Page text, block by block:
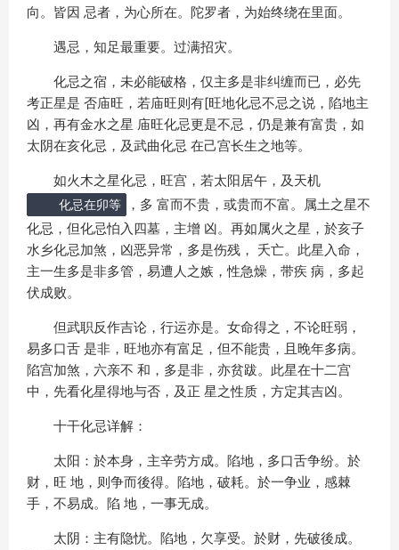
向。皆因 忌者，为心所在。陀罗者，为始终绕在里面。
遇忌，知足最重要。过满招灾。
化忌之宿，未必能破格，仅主多是非纠缠而已，必先
考正星是 否庙旺，若庙旺则有[旺地化忌不忌之说，陷地主
凶，再有金水之星 庙旺化忌更是不忌，仍是兼有富贵，如
太阴在亥化忌，及武曲化忌 在己宫长生之地等。
如火木之星化忌，旺宫，若太阳居午，及天机
化忌在卯等
，多 富而不贵，或贵而不富。属土之星不
化忌，但化忌怕入四墓，主增 凶。再如属火之星，於亥子
水乡化忌加煞，凶恶异常，多是伤残， 夭亡。此星入命，
主一生多是非多管，易遭人之嫉，性急燥，带疾 病，多起
伏成败。
但武职反作吉论，行运亦是。女命得之，不论旺弱，
易多口舌 是非，旺地亦有富足，但不能贵，且晚年多病。
陷宫加煞，六亲不 和，多是非，亦贫跋。此星在十二宫
中，先看化星得地与否，及正 星之性质，方定其吉凶。
十干化忌详解：
太阳：於本身，主辛劳方成。陷地，多口舌争纷。於
财，旺 地，则争而後得。陷地，破耗。於一争业，感棘
手，不易成。陷 地，一事无成。
太阴：主有隐忧。陷地，欠享受。於财，先破後成。